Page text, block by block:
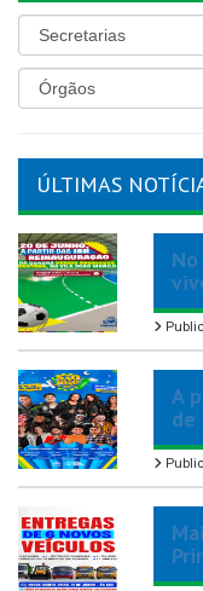
ÚLTIMAS
A
de